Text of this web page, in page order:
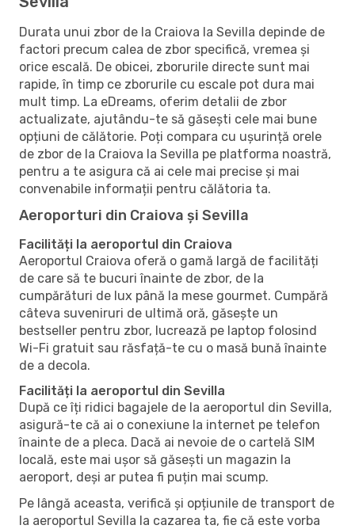
Durata unui zbor de la Craiova la Sevilla depinde de
factori precum calea de zbor specifică, vremea și
orice escală. De obicei, zborurile directe sunt mai
rapide, în timp ce zborurile cu escale pot dura mai
mult timp. La eDreams, oferim detalii de zbor
actualizate, ajutându-te să găsești cele mai bune
opțiuni de călătorie. Poți compara cu ușurință orele
de zbor de la Craiova la Sevilla pe platforma noastră,
pentru a te asigura că ai cele mai precise și mai
convenabile informații pentru călătoria ta.
Aeroporturi din Craiova și Sevilla
Facilități la aeroportul din Craiova
Aeroportul Craiova oferă o gamă largă de facilități
de care să te bucuri înainte de zbor, de la
cumpărături de lux până la mese gourmet. Cumpără
câteva suveniruri de ultimă oră, găsește un
bestseller pentru zbor, lucrează pe laptop folosind
Wi-Fi gratuit sau răsfață-te cu o masă bună înainte
de a decola.
Facilități la aeroportul din Sevilla
După ce îți ridici bagajele de la aeroportul din Sevilla,
asigură-te că ai o conexiune la internet pe telefon
înainte de a pleca. Dacă ai nevoie de o cartelă SIM
locală, este mai ușor să găsești un magazin la
aeroport, deși ar putea fi puțin mai scump.
Pe lângă aceasta, verifică și opțiunile de transport de
la aeroportul Sevilla la cazarea ta, fie că este vorba